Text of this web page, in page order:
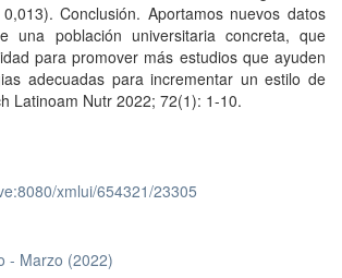
Conclusión. Aportamos nuevos datos
una población universitaria concreta, que
para promover más estudios que ayuden
adecuadas para incrementar un estilo de
Latinoam Nutr 2022; 72(1): 1-10.
xmlui/654321/23305
- Marzo (2022)